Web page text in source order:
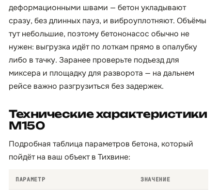
деформационными швами — бетон укладывают
сразу, без длинных пауз, и виброуплотняют. Объёмы
тут небольшие, поэтому бетононасос обычно не
нужен: выгрузка идёт по лоткам прямо в опалубку
либо в тачку. Заранее проверьте подъезд для
миксера и площадку для разворота — на дальнем
рейсе важно разгрузиться без задержек.
Технические характеристики
М150
Подробная таблица параметров бетона, который
пойдёт на ваш объект в Тихвине:
ПАРАМЕТР ЗНАЧЕНИЕ